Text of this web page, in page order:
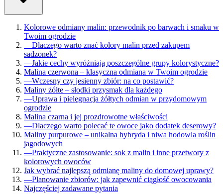
Kolorowe odmiany malin: przewodnik po barwach i smaku w
Twoim ogrodzie
—Dlaczego warto znać kolory malin przed zakupem
sadzonek?
—Jakie cechy wyróżniają poszczególne grupy kolorystyczne?
Malina czerwona – klasyczna odmiana w Twoim ogrodzie
—Wczesny czy jesienny zbiór: na co postawić?
Maliny żółte – słodki przysmak dla każdego
—Uprawa i pielęgnacja żółtych odmian w przydomowym
ogrodzie
Malina czarna i jej prozdrowotne właściwości
—Dlaczego warto polecać te owoce jako dodatek deserowy?
Maliny purpurowe – unikalna hybryda i niwa hodowla roślin
jagodowych
—Praktyczne zastosowanie: sok z malin i inne przetwory z
kolorowych owoców
Jak wybrać najlepszą odmianę maliny do domowej uprawy?
—Planowanie zbiorów: jak zapewnić ciągłość owocowania
Najczęściej zadawane pytania